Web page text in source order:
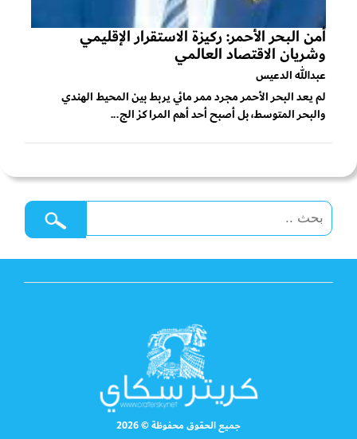
أمن البحر الأحمر: ركيزة الاستقرار الإقليمي
وشريان الاقتصاد العالمي
عبدالله الدعيس
لم يعد البحر الأحمر مجرد ممر مائي يربط بين المحيط الهندي
والبحر المتوسط، بل أصبح أحد أهم المراكز الج...
جميع الحقوق محفوظة © 2026